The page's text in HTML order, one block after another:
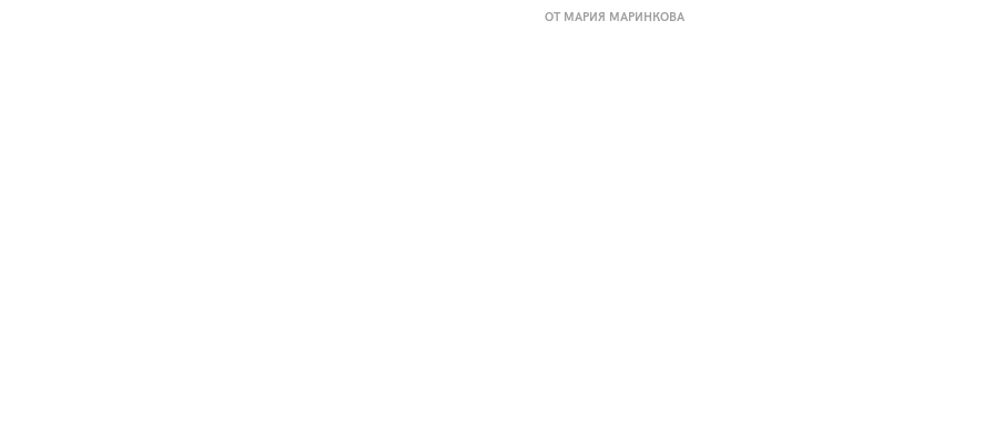
ОТ МАРИЯ МАРИНКОВА